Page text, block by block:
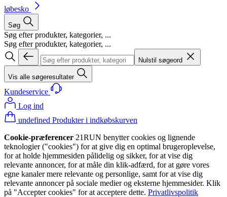
løbesko
Søg
Søg efter produkter, kategorier, ...
Søg efter produkter, kategorier, ...
Nulstil søgeord
Vis alle søgeresultater
Kundeservice
Log ind
undefined Produkter i indkøbskurven
Cookie-præferencer 21RUN benytter cookies og lignende
teknologier ("cookies") for at give dig en optimal brugeroplevelse,
for at holde hjemmesiden pålidelig og sikker, for at vise dig
relevante annoncer, for at måle din klik-adfærd, for at gøre vores
egne kanaler mere relevante og personlige, samt for at vise dig
relevante annoncer på sociale medier og eksterne hjemmesider. Klik
på "Accepter cookies" for at acceptere dette. Privatlivspolitik